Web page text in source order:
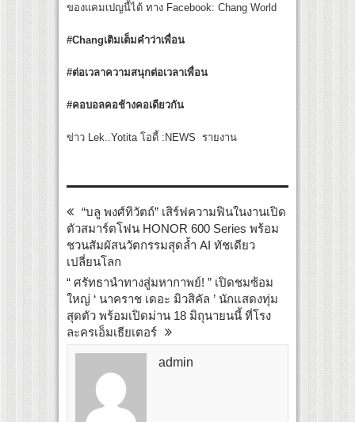
ของแคมเปญนี้ได้ ทาง Facebook: Chang World
#Changเติมเต็มคำว่าเพื่อน
#ต่อเวลาความสนุกต่อเวลาเพื่อน
#คอบอลคอช้างคอเดียวกัน
ข่าว Lek..Yotita โอดี้ :NEWS รายงาน
“บลู พงศ์ทิวัตถ์” เสิร์ฟความฟินในงานเปิด
ตัวสมาร์ตโฟน HONOR 600 Series พร้อม
ชวนสัมผัสนวัตกรรมสุดล้ำ AI ทัชเดียว
เปลี่ยนโลก
“ ศรัทธานำทางสู่มหากาพย์! ” เปิดชมซ้อม
ใหญ่ ‘ นาคราช เดอะ มิวสิคัล ’ นักแสดงทุ่ม
สุดตัว พร้อมเปิดม่าน 18 มิถุนายนนี้ ที่โรง
ละครเอ็มเธียเตอร์
admin